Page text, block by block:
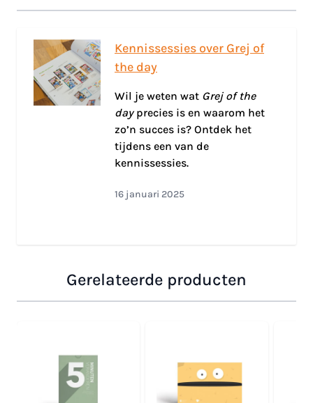
Kennissessies over Grej of
the day
Wil je weten wat Grej of the
dayprecies is en waarom het
zo’n succes is? Ontdek het
tijdens een van de
kennissessies.
16 januari 2025
Gerelateerde producten